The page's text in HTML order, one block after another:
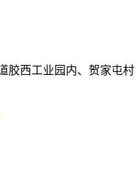
胶西工业园内、贺家屯村